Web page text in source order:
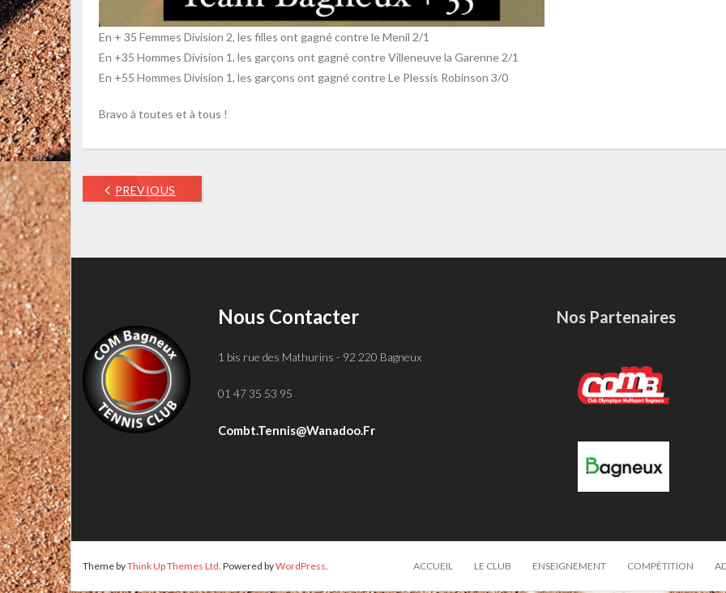
En + 35 Femmes Division 2, les filles ont gagné contre le Menil 2/1
En +35 Hommes Division 1, les garçons ont gagné contre Villeneuve la Garenne 2/1
En +55 Hommes Division 1, les garçons ont gagné contre Le Plessis Robinson 3/0
Bravo à toutes et à tous !
PREVIOUS
Nous Contacter
1 bis rue des Mathurins - 92 220 Bagneux
01 47 35 53 95
Combt.tennis@wanadoo.fr
Nos Partenaires
Theme byThink Up Themes Ltd . Powered byWordPress ACCUEIL LE CLUB ENSEIGNEMENT COMPÉTITION